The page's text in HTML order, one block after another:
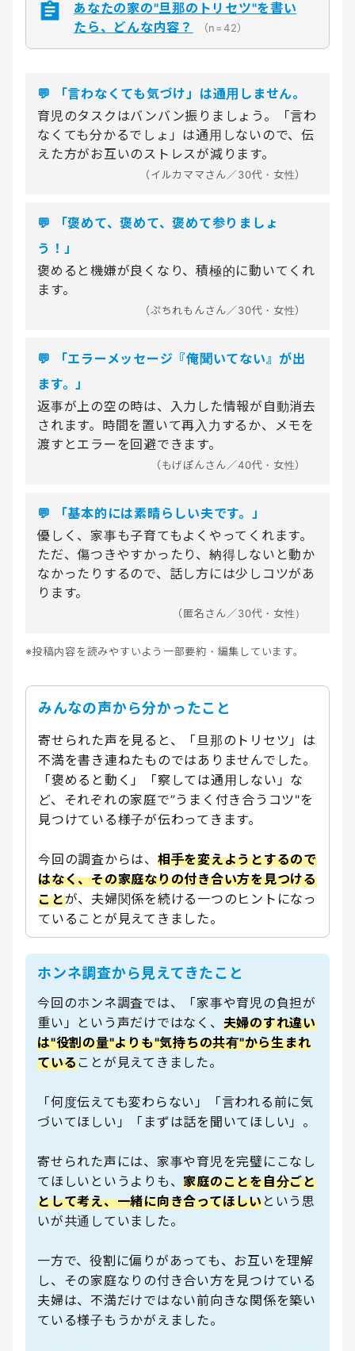
あなたの家の"旦那のトリセツ"を書い
たら、どんな内容？
（n=42）
💬 「言わなくても気づけ」は通用しません。
育児のタスクはバンバン振りましょう。「言わ
なくても分かるでしょ」は通用しないので、伝
えた方がお互いのストレスが減ります。
（イルカママさん／30代・女性）
💬 「褒めて、褒めて、褒めて参りましょ
う！」
褒めると機嫌が良くなり、積極的に動いてくれ
ます。
（ぷちれもんさん／30代・女性）
💬 「エラーメッセージ『俺聞いてない』が出
ます。」
返事が上の空の時は、入力した情報が自動消去
されます。時間を置いて再入力するか、メモを
渡すとエラーを回避できます。
（もげぽんさん／40代・女性）
💬 「基本的には素晴らしい夫です。」
優しく、家事も子育てもよくやってくれます。
ただ、傷つきやすかったり、納得しないと動か
なかったりするので、話し方には少しコツがあ
ります。
（匿名さん／30代・女性）
※投稿内容を読みやすいよう一部要約・編集しています。
みんなの声から分かったこと
寄せられた声を見ると、「旦那のトリセツ」は
不満を書き連ねたものではありませんでした。
「褒めると動く」「察しては通用しない」な
ど、それぞれの家庭で”うまく付き合うコツ"を
見つけている様子が伝わってきます。
今回の調査からは、 相手を変えようとするので
はなく、その家庭なりの付き合い方を見つける
ことが、夫婦関係を続ける一つのヒントになっ
ていることが見えてきました。
ホンネ調査から見えてきたこと
今回のホンネ調査では、「家事や育児の負担が
重い」という声だけではなく、 夫婦のすれ違い
は"役割の量"よりも"気持ちの共有"から生まれ
ていることが見えてきました。
「何度伝えても変わらない」「言われる前に気
づいてほしい」「まずは話を聞いてほしい」。
寄せられた声には、家事や育児を完璧にこなし
てほしいというよりも、家庭のことを自分ごと
として考え、一緒に向き合ってほしいという思
いが共通していました。
一方で、役割に偏りがあっても、お互いを理解
し、その家庭なりの付き合い方を見つけている
夫婦は、不満だけではない前向きな関係を築い
ている様子もうかがえました。